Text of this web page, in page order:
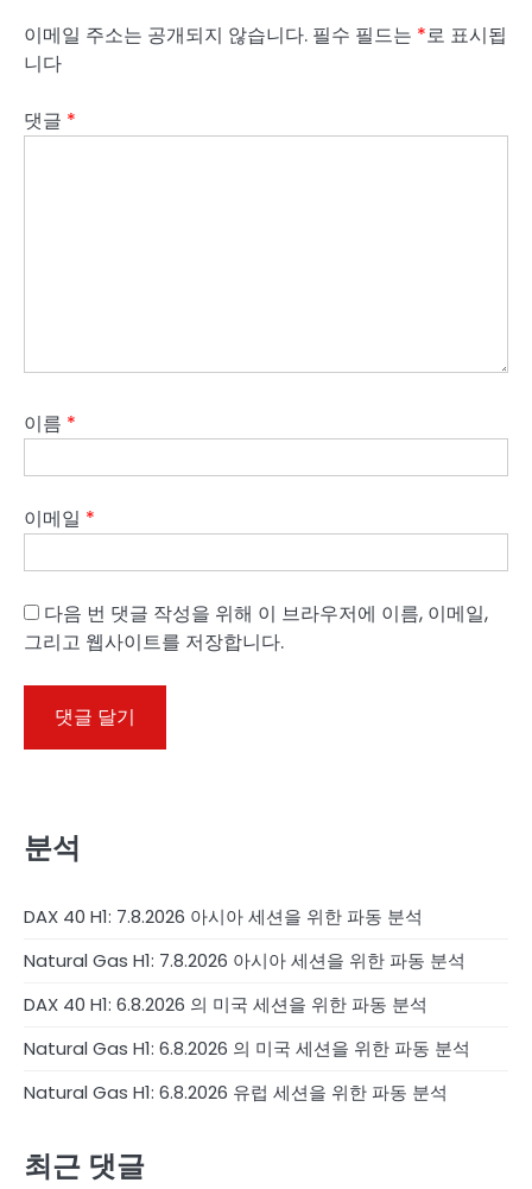
이메일 주소는 공개되지 않습니다. 필수 필드는 *로 표시됩
니다
댓글 *
이름 *
이메일 *
다음 번 댓글 작성을 위해 이 브라우저에 이름, 이메일,
그리고 웹사이트를 저장합니다.
분석
DAX 40 H1: 7.8.2026 아시아 세션을 위한 파동 분석
Natural Gas H1: 7.8.2026 아시아 세션을 위한 파동 분석
DAX 40 H1: 6.8.2026 의 미국 세션을 위한 파동 분석
Natural Gas H1: 6.8.2026 의 미국 세션을 위한 파동 분석
Natural Gas H1: 6.8.2026 유럽 세션을 위한 파동 분석
최근 댓글